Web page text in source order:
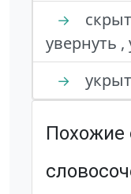
→
увернуть ,
→
Похожие